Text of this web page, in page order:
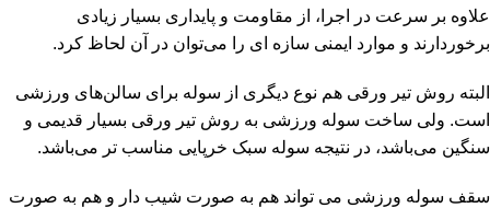
علاوه بر سرعت در اجرا، از مقاومت و پایداری بسیار زیادی
برخوردارند و موارد ایمنی سازه ای را می‌توان در آن لحاظ کرد.
البته روش تیر ورقی هم نوع دیگری از سوله برای سالن‌های ورزشی
است. ولی ساخت سوله ورزشی به روش تیر ورقی بسیار قدیمی و
سنگین می‌باشد، در نتیجه سوله سبک خرپایی مناسب تر می‌باشد.
سقف سوله ورزشی می تواند هم به صورت شیب دار و هم به صورت